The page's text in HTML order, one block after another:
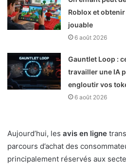
Roblox et
jouable
6 août 2026
Gauntlet Loop :
travailler une IA
engloutir vos
6 août 2026
Aujourd’hui, les avis en ligne
parcours d’achat des
principalement réservés aux